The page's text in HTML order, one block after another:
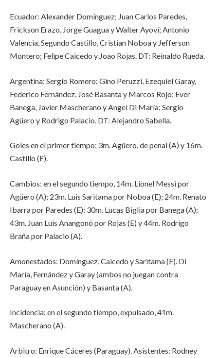
Ecuador: Alexander Domínguez; Juan Carlos Paredes,
Frickson Erazo, Jorge Guagua y Walter Ayoví; Antonio
Valencia, Segundo Castillo, Cristian Noboa y Jefferson
Montero; Felipe Caicedo y Joao Rojas. DT: Reinaldo Rueda.
Argentina: Sergio Romero; Gino Peruzzi, Ezequiel Garay,
Federico Fernández, José Basanta y Marcos Rojo; Ever
Banega, Javier Mascherano y Angel Di María; Sergio
Agüero y Rodrigo Palacio. DT: Alejandro Sabella.
Goles en el primer tiempo: 3m. Agüero, de penal (A) y 16m.
Castillo (E).
Cambios: en el segundo tiempo, 14m. Lionel Messi por
Agüero (A); 23m. Luis Saritama por Noboa (E); 24m. Renato
Ibarra por Paredes (E); 30m. Lucas Biglia por Banega (A);
43m. Juan Luis Anangonó por Rojas (E) y 44m. Rodrigo
Braña por Palacio (A).
Amonestados: Domínguez, Caicedo y Saritama (E). Di
María, Fernández y Garay (ambos no juegan contra
Paraguay en Asunción) y Basanta (A).
Incidencia: en el segundo tiempo, expulsado, 41m.
Mascherano (A).
Arbitro: Enrique Cáceres (Paraguay). Asistentes: Rodney